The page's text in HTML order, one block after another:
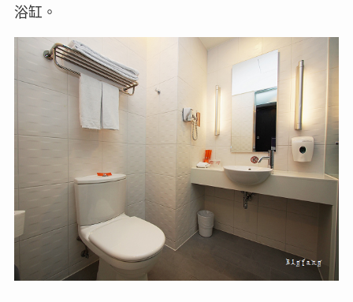
浴缸。